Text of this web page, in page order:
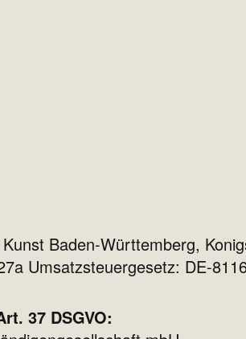
Baden-Württemberg,
Umsatzsteuergesetz: DE-
37 DSGVO: